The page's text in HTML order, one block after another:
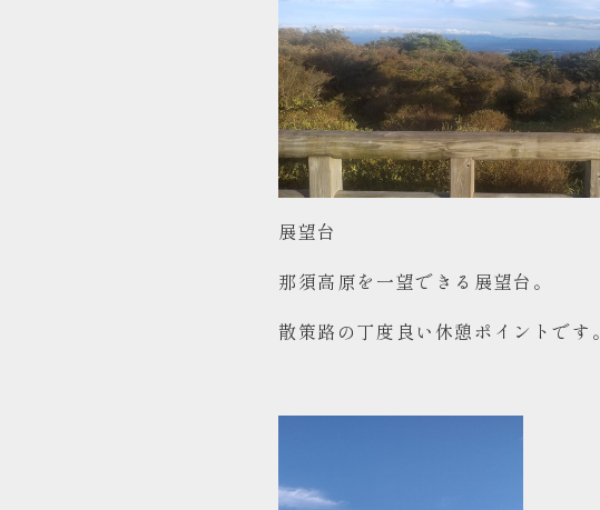
展望台
那須高原を一望できる展望台。
散策路の丁度良い休憩ポイントです。